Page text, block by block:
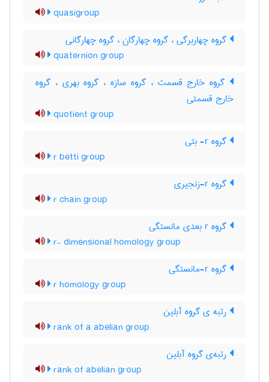
quasigroup
گروه چهاربرگی ، گروه چهارگان ، گروه چهارگانی
quaternion group
گروه خارج قسمت ، گروه سازه ، گروه بهری ، گروه
خارج قسمتی
quotient group
گروه r- بتی
r betti group
گروه r-زنجیری
r chain group
گروه r بعدی مانستگی
r- dimensional homology group
گروه r-مانستگی
r homology group
رتبه ی گروه آبلین
rank of a abelian group
رتبه‌ی گروه آبلین
rank of abelian group